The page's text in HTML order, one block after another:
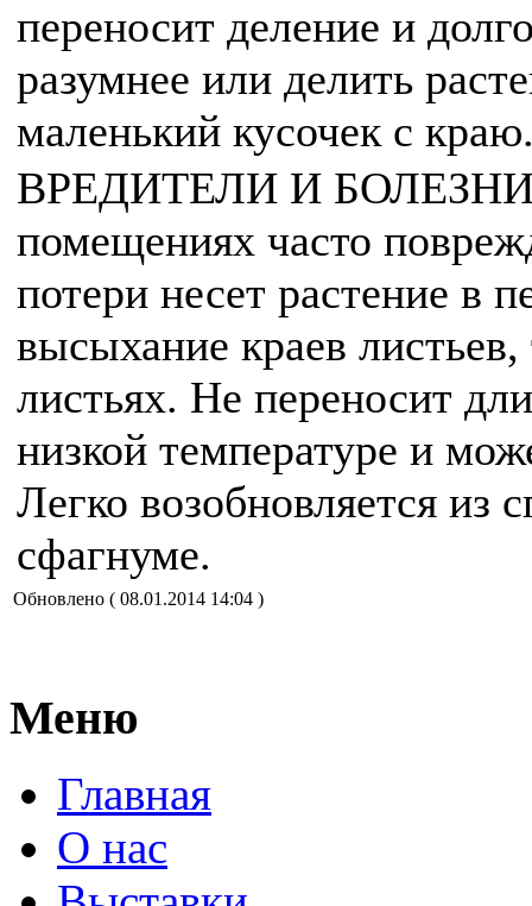
переносит деление и
разумнее или делить
маленький кусочек с
ВРЕДИТЕЛИ И БОЛЕЗНИ.
помещениях часто
потери несет растение в
высыхание краев
листьях. Не переносит
низкой температуре и
Легко возобновляется из
сфагнуме.
Обновлено ( 08.01.2014 14:04 )
Меню
Главная
О нас